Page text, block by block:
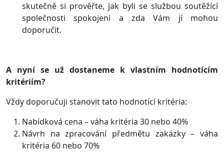
skutečně si prověřte, jak byli se službou soutěžící
společnosti spokojeni a zda Vám jí mohou
doporučit.
A nyní se už dostaneme k vlastním hodnotícím
kritériím?
Vždy doporučuji stanovit tato hodnotící kritéria:
Nabídková cena – váha kritéria 30 nebo 40%
Návrh na zpracování předmětu zakázky – váha
kritéria 60 nebo 70%